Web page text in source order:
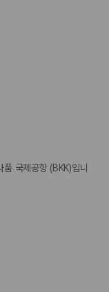
국제공항 (BKK)입니